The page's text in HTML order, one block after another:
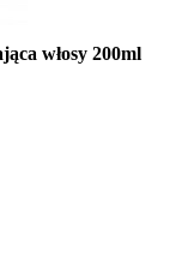
włosy 200ml